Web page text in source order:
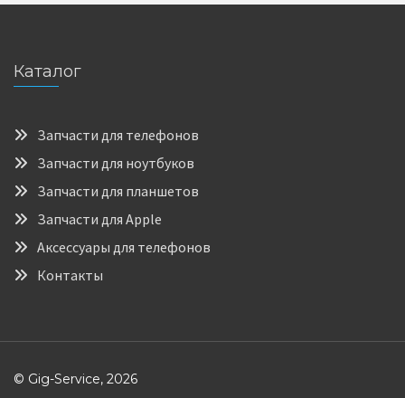
Каталог
Запчасти для телефонов
Запчасти для ноутбуков
Запчасти для планшетов
Запчасти для Apple
Аксессуары для телефонов
Контакты
© Gig-Service, 2026